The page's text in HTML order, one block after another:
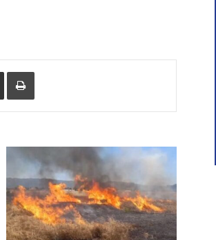
Сподели преку Е-маил Испринтај